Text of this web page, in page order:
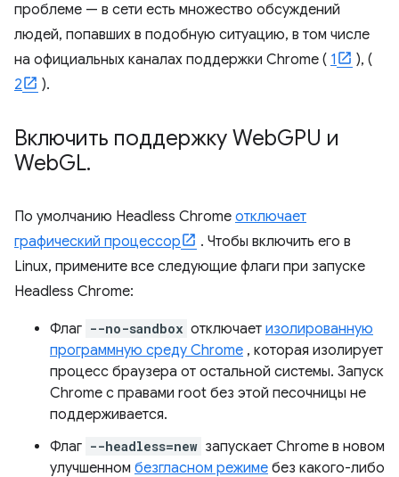
проблеме — в сети есть множество обсуждений
людей, попавших в подобную ситуацию, в том числе
на официальных каналах поддержки Chrome ( 1
), (
2
).
Включить поддержку WebGPU и
WebGL.
По умолчанию Headless Chrome отключает
графический процессор
. Чтобы включить его в
Linux, примените все следующие флаги при запуске
Headless Chrome:
Флаг --no-sandbox отключает изолированную
программную среду Chrome , которая изолирует
процесс браузера от остальной системы. Запуск
Chrome с правами root без этой песочницы не
поддерживается.
Флаг --headless=new запускает Chrome в новом
улучшенном безгласном режиме без какого-либо